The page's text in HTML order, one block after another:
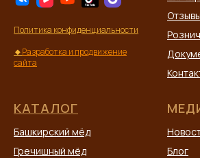
Политика конфиденциальности
🔸Разработка и продвижение
сайта
Отзывы
КАТАЛОГ
Башкирский мёд
Гречишный мёд
Блог